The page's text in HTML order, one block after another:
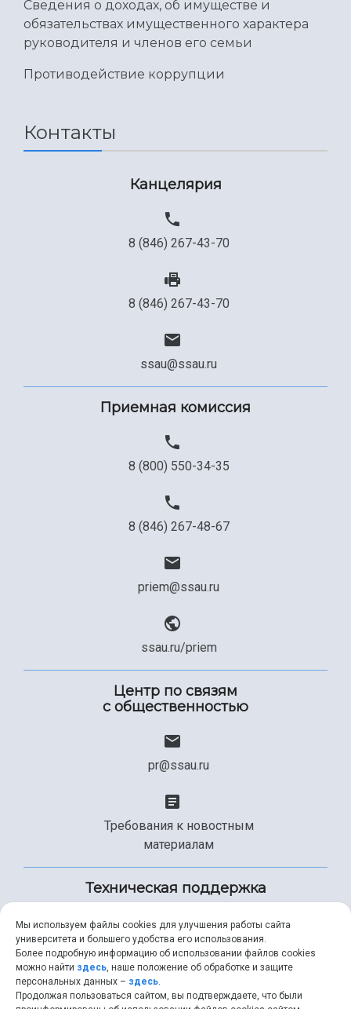
Сведения о доходах, об имуществе и
обязательствах имущественного характера
руководителя и членов его семьи
Противодействие коррупции
Контакты
Канцелярия
8 (846) 267-43-70
8 (846) 267-43-70
ssau@ssau.ru
Приемная комиссия
8 (800) 550-34-35
8 (846) 267-48-67
priem@ssau.ru
ssau.ru/priem
Центр по связям
с общественностью
pr@ssau.ru
Требования к новостным
материалам
Техническая поддержка
+7 (846) 267-49-99
Мы используем файлы cookies для улучшения работы сайта
университета и большего удобства его использования.
Более подробную информацию об использовании файлов cookies
можно найти здесь, наше положение об обработке и защите
персональных данных – здесь.
Продолжая пользоваться сайтом, вы подтверждаете, что были